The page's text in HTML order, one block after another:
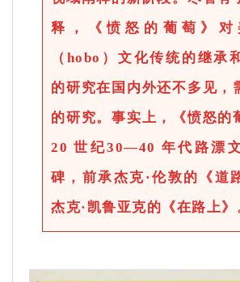
释，《愤怒的葡萄》对
（hobo）文化传统的继承
的研究在国内外还不多见，
的研究。事实上，《愤怒的
20 世纪30—40 年代路漂
碑，前承杰克·伦敦的《道
杰克·凯鲁亚克的《在路上》